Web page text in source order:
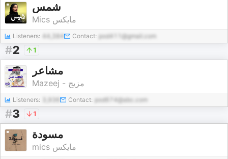
شمس
Mics مايكس
Listeners: 44,384 Contact: pod411@gmail.com
#2 1
مشاعر
Mazeej - مزيج
Listeners: Contact: pod674@abc.com
#3 1
مسودة
mics مايكس